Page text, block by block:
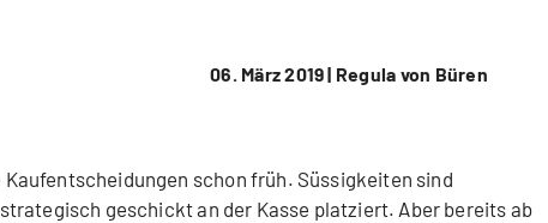
06. März 2019 | Regula von Büren
schon früh. Süssigkeiten sind
geschickt an der Kasse platziert. Aber bereits ab